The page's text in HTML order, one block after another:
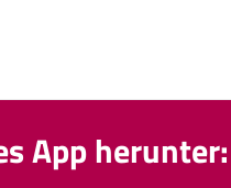
App herunter: